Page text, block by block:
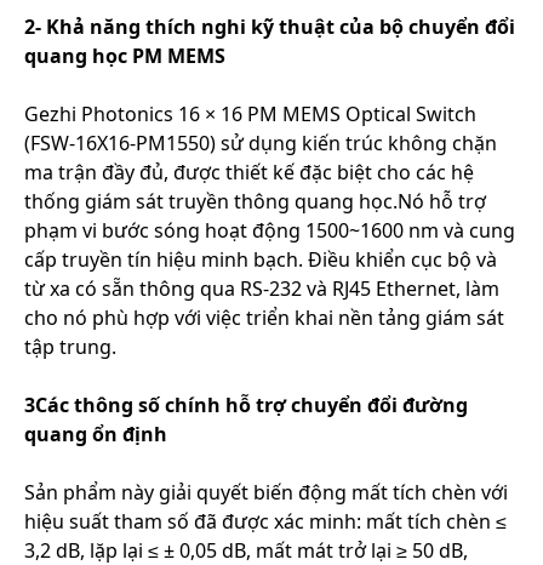
2- Khả năng thích nghi kỹ thuật của bộ chuyển đổi
quang học PM MEMS
Gezhi Photonics 16 × 16 PM MEMS Optical Switch
(FSW-16X16-PM1550) sử dụng kiến trúc không chặn
ma trận đầy đủ, được thiết kế đặc biệt cho các hệ
thống giám sát truyền thông quang học.Nó hỗ trợ
phạm vi bước sóng hoạt động 1500~1600 nm và cung
cấp truyền tín hiệu minh bạch. Điều khiển cục bộ và
từ xa có sẵn thông qua RS-232 và RJ45 Ethernet, làm
cho nó phù hợp với việc triển khai nền tảng giám sát
tập trung.
3Các thông số chính hỗ trợ chuyển đổi đường
quang ổn định
Sản phẩm này giải quyết biến động mất tích chèn với
hiệu suất tham số đã được xác minh: mất tích chèn ≤
3,2 dB, lặp lại ≤ ± 0,05 dB, mất mát trở lại ≥ 50 dB,